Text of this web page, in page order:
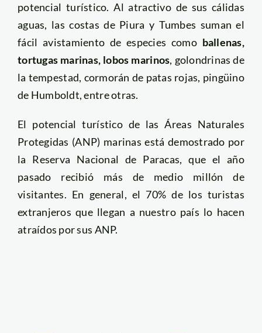
potencial turístico. Al atractivo de sus cálidas
aguas, las costas de Piura y Tumbes suman el
fácil avistamiento de especies como ballenas,
tortugas marinas, lobos marinos, golondrinas de
la tempestad, cormorán de patas rojas, pingüino
de Humboldt, entre otras.
El potencial turístico de las Áreas Naturales
Protegidas (ANP) marinas está demostrado por
la Reserva Nacional de Paracas, que el año
pasado recibió más de medio millón de
visitantes. En general, el 70% de los turistas
extranjeros que llegan a nuestro país lo hacen
atraídos por sus ANP.